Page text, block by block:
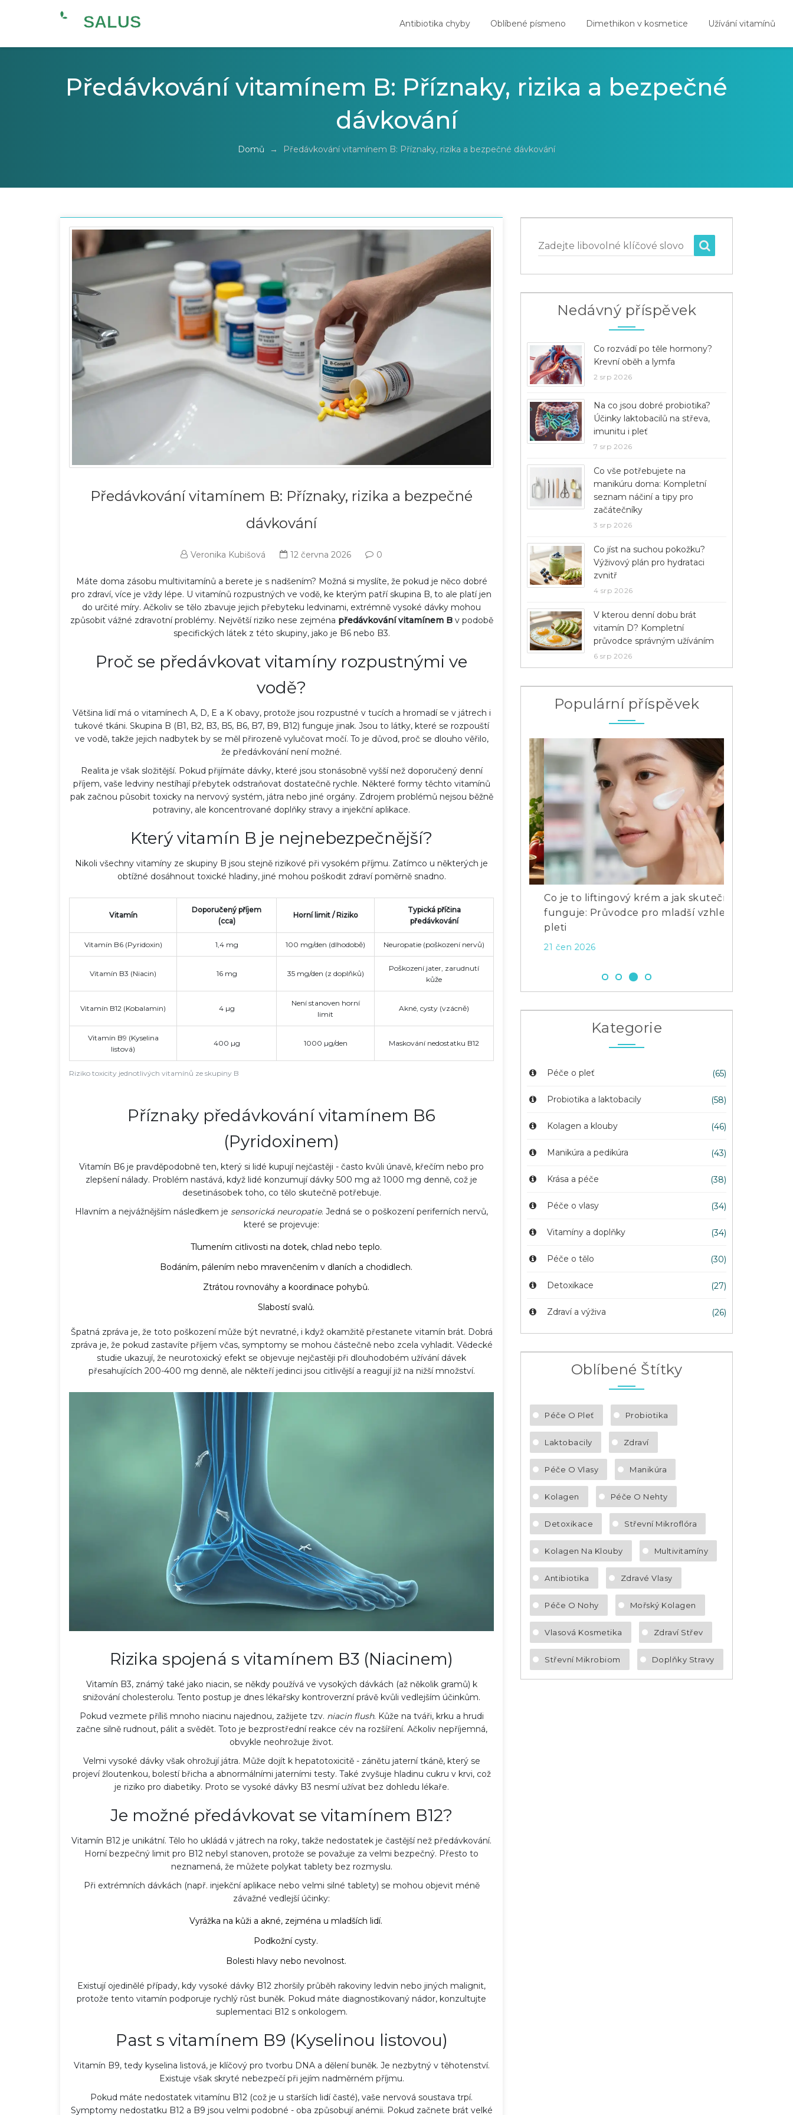
Antibiotika chyby Oblíbené písmeno Dimethikon v kosmetice Užívání vitamínů
Předávkování vitamínem B: Příznaky, rizika a bezpečné
dávkování
Domů → Předávkování vitamínem B: Příznaky, rizika a bezpečné dávkování
Předávkování vitamínem B: Příznaky, rizika a bezpečné
dávkování
Veronika Kubišová 12 června 2026 0
Máte doma zásobu multivitamínů a berete je s nadšením? Možná si myslíte, že pokud je něco dobré
pro zdraví, více je vždy lépe. U vitamínů rozpustných ve vodě, ke kterým patří skupina B, to ale platí jen
do určité míry. Ačkoliv se tělo zbavuje jejich přebyteku ledvinami, extrémně vysoké dávky mohou
způsobit vážné zdravotní problémy. Největší riziko nese zejména předávkování vitamínem Bv podobě
specifických látek z této skupiny, jako je B6 nebo B3.
Proč se předávkovat vitamíny rozpustnými ve
vodě?
Většina lidí má o vitamínech A, D, E a K obavy, protože jsou rozpustné v tucích a hromadí se v játrech i
tukové tkáni. Skupina B (B1, B2, B3, B5, B6, B7, B9, B12) funguje jinak. Jsou to látky, které se rozpouští
ve vodě, takže jejich nadbytek by se měl přirozeně vylučovat močí. To je důvod, proč se dlouho věřilo,
že předávkování není možné.
Realita je však složitější. Pokud přijímáte dávky, které jsou stonásobně vyšší než doporučený denní
příjem, vaše ledviny nestíhají přebytek odstraňovat dostatečně rychle. Některé formy těchto vitamínů
pak začnou působit toxicky na nervový systém, játra nebo jiné orgány. Zdrojem problémů nejsou běžně
potraviny, ale koncentrované doplňky stravy a injekční aplikace.
Který vitamín B je nejnebezpečnější?
Nikoli všechny vitamíny ze skupiny B jsou stejně rizikové při vysokém příjmu. Zatímco u některých je
obtížné dosáhnout toxické hladiny, jiné mohou poškodit zdraví poměrně snadno.
Riziko toxicity jednotlivých vitamínů ze skupiny B
Vitamín
Doporučený příjem
(cca)
Horní limit / Riziko
Typická příčina
předávkování
Vitamín B6 (Pyridoxin) 1,4 mg 100 mg/den (dlhodobě) Neuropatie (poškození nervů)
Vitamín B3 (Niacin) 16 mg 35 mg/den (z doplňků)
Poškození jater, zarudnutí
kůže
Vitamín B12 (Kobalamin) 4 µg
Není stanoven horní
limit
Akné, cysty (vzácně)
Vitamín B9 (Kyselina
listová)
400 µg 1000 µg/den Maskování nedostatku B12
Příznaky předávkování vitamínem B6
(Pyridoxinem)
Vitamín B6 je pravděpodobně ten, který si lidé kupují nejčastěji - často kvůli únavě, křečím nebo pro
zlepšení nálady. Problém nastává, když lidé konzumují dávky 500 mg až 1000 mg denně, což je
desetinásobek toho, co tělo skutečně potřebuje.
Hlavním a nejvážnějším následkem je sensorická neuropatie. Jedná se o poškození periferních nervů,
které se projevuje:
Tlumením citlivosti na dotek, chlad nebo teplo.
Bodáním, pálením nebo mravenčením v dlaních a chodidlech.
Ztrátou rovnováhy a koordinace pohybů.
Slabostí svalů.
Špatná zpráva je, že toto poškození může být nevratné, i když okamžitě přestanete vitamín brát. Dobrá
zpráva je, že pokud zastavíte příjem včas, symptomy se mohou částečně nebo zcela vyhladit. Vědecké
studie ukazují, že neurotoxický efekt se objevuje nejčastěji při dlouhodobém užívání dávek
přesahujících 200-400 mg denně, ale někteří jedinci jsou citlivější a reagují již na nižší množství.
Rizika spojená s vitamínem B3 (Niacinem)
Vitamín B3, známý také jako niacin, se někdy používá ve vysokých dávkách (až několik gramů) k
snižování cholesterolu. Tento postup je dnes lékařsky kontroverzní právě kvůli vedlejším účinkům.
Pokud vezmete příliš mnoho niacinu najednou, zažijete tzv. niacin flush. Kůže na tváři, krku a hrudi
začne silně rudnout, pálit a svědět. Toto je bezprostřední reakce cév na rozšíření. Ačkoliv nepříjemná,
obvykle neohrožuje život.
Velmi vysoké dávky však ohrožují játra. Může dojít k hepatotoxicitě - zánětu jaterní tkáně, který se
projeví žloutenkou, bolestí břicha a abnormálními jaterními testy. Také zvyšuje hladinu cukru v krvi, což
je riziko pro diabetiky. Proto se vysoké dávky B3 nesmí užívat bez dohledu lékaře.
Je možné předávkovat se vitamínem B12?
Vitamín B12 je unikátní. Tělo ho ukládá v játrech na roky, takže nedostatek je častější než předávkování.
Horní bezpečný limit pro B12 nebyl stanoven, protože se považuje za velmi bezpečný. Přesto to
neznamená, že můžete polykat tablety bez rozmyslu.
Při extrémních dávkách (např. injekční aplikace nebo velmi silné tablety) se mohou objevit méně
závažné vedlejší účinky:
Vyrážka na kůži a akné, zejména u mladších lidí.
Podkožní cysty.
Bolesti hlavy nebo nevolnost.
Existují ojedinělé případy, kdy vysoké dávky B12 zhoršily průběh rakoviny ledvin nebo jiných malignit,
protože tento vitamín podporuje rychlý růst buněk. Pokud máte diagnostikovaný nádor, konzultujte
suplementaci B12 s onkologem.
Past s vitamínem B9 (Kyselinou listovou)
Vitamín B9, tedy kyselina listová, je klíčový pro tvorbu DNA a dělení buněk. Je nezbytný v těhotenství.
Existuje však skryté nebezpečí při jejím nadměrném příjmu.
Pokud máte nedostatek vitamínu B12 (což je u starších lidí časté), vaše nervová soustava trpí.
Symptomy nedostatku B12 a B9 jsou velmi podobné - oba způsobují anémii. Pokud začnete brát velké
Zadejte libovolné klíčové slovo
Nedávný příspěvek
Co rozvádí po těle hormony?
Krevní oběh a lymfa
2 srp 2026
Na co jsou dobré probiotika?
Účinky laktobacilů na střeva,
imunitu i pleť
7 srp 2026
Co vše potřebujete na
manikúru doma: Kompletní
seznam náčiní a tipy pro
začátečníky
3 srp 2026
Co jíst na suchou pokožku?
Výživový plán pro hydrataci
zvnitř
4 srp 2026
V kterou denní dobu brát
vitamín D? Kompletní
průvodce správným užíváním
6 srp 2026
Populární příspěvek
je nejvhodnější pro
Nejlepší rady pro
Jak se zbavit žlutých chodidel -
praktický průvodce krok za krokem
8 říj 2025
Co by se mělo jíst každý den:
Multivitamíny a správná výživa
3 úno 2025
Co je to liftingový krém a jak skutečně
funguje: Průvodce pro mladší vzhled
pleti
21 čen 2026
Kategorie
Péče o pleť (65)
Probiotika a laktobacily (58)
Kolagen a klouby (46)
Manikúra a pedikúra (43)
Krása a péče (38)
Péče o vlasy (34)
Vitamíny a doplňky (34)
Péče o tělo (30)
Detoxikace (27)
Zdraví a výživa (26)
Oblíbené Štítky
Péče O Pleť Probiotika
Laktobacily Zdraví
Péče O Vlasy Manikúra
Kolagen Péče O Nehty
Detoxikace Střevní Mikroflóra
Kolagen Na Klouby Multivitamíny
Antibiotika Zdravé Vlasy
Péče O Nohy Mořský Kolagen
Vlasová Kosmetika Zdraví Střev
Střevní Mikrobiom Doplňky Stravy